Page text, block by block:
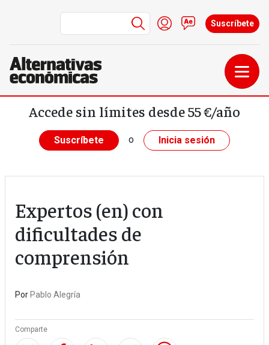
Pasar al contenido principal
Menú de cuenta de
Iniciar sesión
Contacto
Suscríbete
Accede sin límites desde 55 €/año
Suscríbete o Inicia sesión
Expertos (en) con
dificultades de
comprensión
Por Pablo Alegría
Comparte